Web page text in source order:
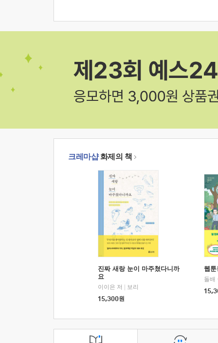
크레마샵화제의 책
진짜 새랑 눈이 마주쳤다니까
요
이이은 저
보리
15,300원
웹
돌배